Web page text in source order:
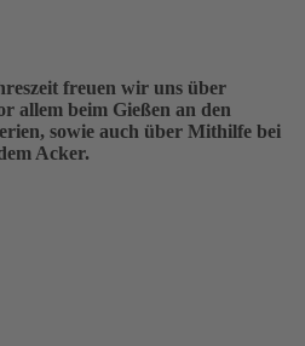
freuen wir uns über
allem beim Gießen an den
sowie auch über Mithilfe bei
Acker.